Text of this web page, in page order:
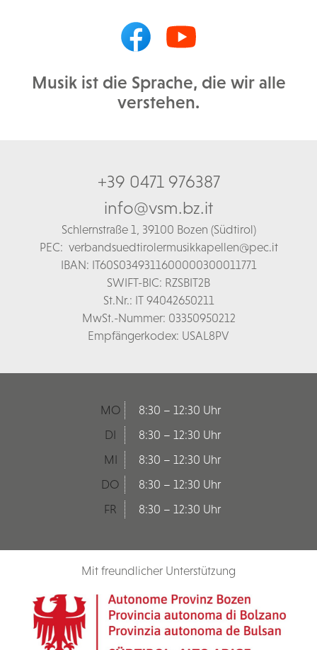
Musik ist die Sprache, die wir alle
verstehen.
+39 0471 976387
info@vsm.bz.it
Schlernstraße 1, 39100 Bozen (Südtirol)
PEC: verbandsuedtirolermusikkapellen@pec.it
IBAN: IT60S0349311600000300011771
SWIFT-BIC: RZSBIT2B
St.Nr.: IT 94042650211
MwSt.-Nummer: 03350950212
Empfängerkodex: USAL8PV
MO
8:30 – 12:30 Uhr
DI
8:30 – 12:30 Uhr
MI
8:30 – 12:30 Uhr
DO
8:30 – 12:30 Uhr
FR
8:30 – 12:30 Uhr
Mit freundlicher Unterstützung